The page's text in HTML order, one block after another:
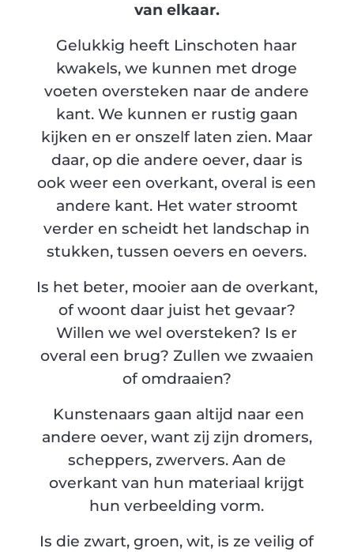
van elkaar.
Gelukkig heeft Linschoten haar
kwakels, we kunnen met droge
voeten oversteken naar de andere
kant. We kunnen er rustig gaan
kijken en er onszelf laten zien. Maar
daar, op die andere oever, daar is
ook weer een overkant, overal is een
andere kant. Het water stroomt
verder en scheidt het landschap in
stukken, tussen oevers en oevers.
Is het beter, mooier aan de overkant,
of woont daar juist het gevaar?
Willen we wel oversteken? Is er
overal een brug? Zullen we zwaaien
of omdraaien?
Kunstenaars gaan altijd naar een
andere oever, want zij zijn dromers,
scheppers, zwervers. Aan de
overkant van hun materiaal krijgt
hun verbeelding vorm.
Is die zwart, groen, wit, is ze veilig of